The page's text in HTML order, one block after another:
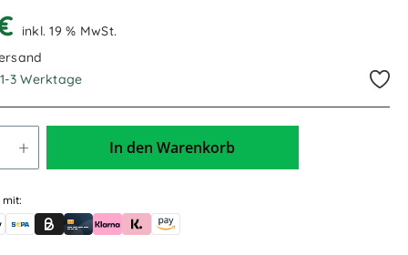
inkl. 19 % MwSt.
3 Werktage
In den Warenkorb
mit:
(für Behörden)
Pay
Banküberweisung (vorab)
Rechnungskauf (Billie)
Kreditkarte
Rechnung oder Ratenkauf (Klarna)
Sofortüberweisung (Klarna)
Amazon Pay